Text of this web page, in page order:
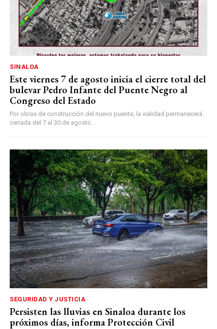
SINALOA
Este viernes 7 de agosto inicia el cierre total del
bulevar Pedro Infante del Puente Negro al
Congreso del Estado
Por obras de construcción del nuevo puente, la vialidad permanecerá
cerrada del 7 al 30 de agosto...
SEGURIDAD Y JUSTICIA
Persisten las lluvias en Sinaloa durante los
próximos días, informa Protección Civil